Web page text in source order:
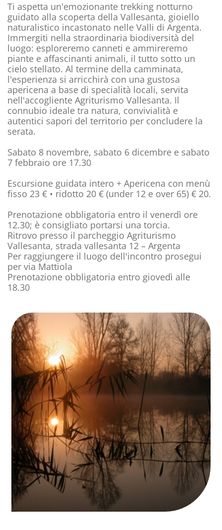
Ti aspetta un'emozionante trekking notturno
guidato alla scoperta della Vallesanta, gioiello
naturalistico incastonato nelle Valli di Argenta.
Immergiti nella straordinaria biodiversità del
luogo: esploreremo canneti e ammireremo
piante e affascinanti animali, il tutto sotto un
cielo stellato. Al termine della camminata,
l'esperienza si arricchirà con una gustosa
apericena a base di specialità locali, servita
nell'accogliente Agriturismo Vallesanta. Il
connubio ideale tra natura, convivialità e
autentici sapori del territorio per concludere la
serata.
Sabato 8 novembre, sabato 6 dicembre e sabato
7 febbraio ore 17.30
Escursione guidata intero + Apericena con menù
fisso 23 € • ridotto 20 € (under 12 e over 65) € 20.
Prenotazione obbligatoria entro il venerdì ore
12.30; è consigliato portarsi una torcia.
Ritrovo presso il parcheggio Agriturismo
Vallesanta, strada vallesanta 12 – Argenta
Per raggiungere il luogo dell'incontro prosegui
per via Mattiola
Prenotazione obbligatoria entro giovedì alle
18.30